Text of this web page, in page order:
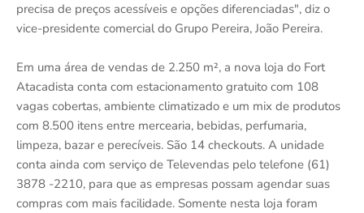
precisa de preços acessíveis e opções diferenciadas", diz o
vice-presidente comercial do Grupo Pereira, João Pereira.
Em uma área de vendas de 2.250 m², a nova loja do Fort
Atacadista conta com estacionamento gratuito com 108
vagas cobertas, ambiente climatizado e um mix de produtos
com 8.500 itens entre mercearia, bebidas, perfumaria,
limpeza, bazar e perecíveis. São 14 checkouts. A unidade
conta ainda com serviço de Televendas pelo telefone (61)
3878 -2210, para que as empresas possam agendar suas
compras com mais facilidade. Somente nesta loja foram